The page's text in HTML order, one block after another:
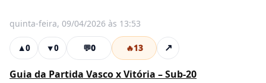
quinta-feira, 09/04/2026 às 13:53
▲0 ▼0 💬0 🔥13 ↗
Guia da Partida Vasco x Vitória – Sub-20